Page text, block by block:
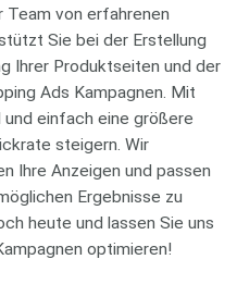
Team von erfahrenen
Sie bei der Erstellung
Ihrer Produktseiten und der
Ads Kampagnen. Mit
einfach eine größere
steigern. Wir
Ihre Anzeigen und passen
Ergebnisse zu
heute und lassen Sie uns
optimieren!